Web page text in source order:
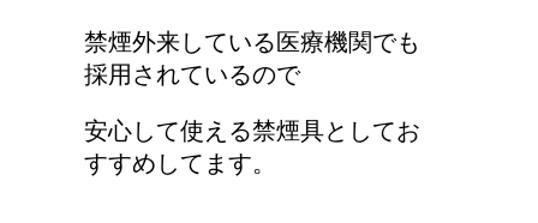
禁煙外来している医療機関でも
採用されているので
安心して使える禁煙具としてお
すすめしてます。